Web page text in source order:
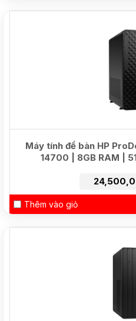
Máy tính để bàn HP
14700 | 8GB RAM |
Thêm vào giỏ